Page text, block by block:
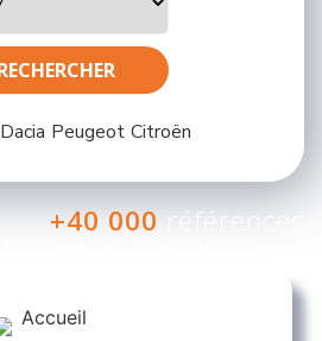
Dacia Peugeot Citroën
+40 000 références